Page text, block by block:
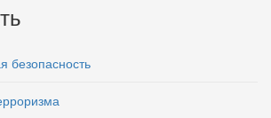
безопасность